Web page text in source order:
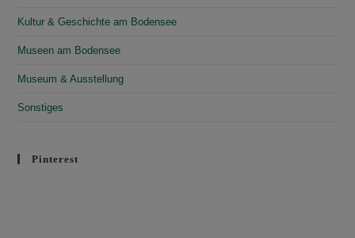
Kultur & Geschichte am Bodensee
Museen am Bodensee
Museum & Ausstellung
Sonstiges
Pinterest